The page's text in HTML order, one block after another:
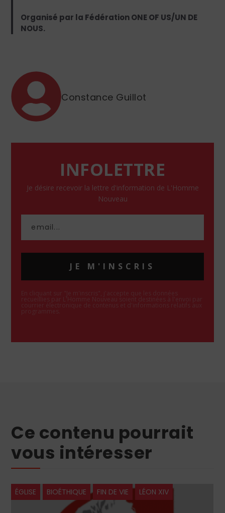
Organisé par la Fédération ONE OF US/UN DE
NOUS.
Constance Guillot
INFOLETTRE
Je désire recevoir la lettre d'information de L'Homme
Nouveau
JE M'INSCRIS
En cliquant sur "Je m'inscris", j'accepte que les données
recueillies par L'Homme Nouveau soient destinées à l'envoi par
courrier électronique de contenus et d'informations relatifs aux
programmes.
Ce contenu pourrait
vous intéresser
ÉGLISE BIOÉTHIQUE FIN DE VIE LÉON XIV